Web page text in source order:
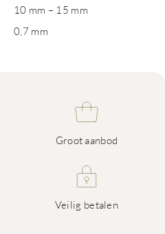
10 mm – 15 mm
0,7 mm
Groot aanbod
Veilig betalen